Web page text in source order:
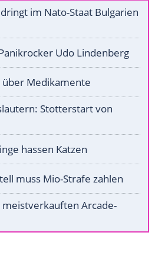
im Nato-Staat Bulgarien
Udo Lindenberg
Medikamente
Stotterstart von
hassen Katzen
muss Mio-Strafe zahlen
Arcade-